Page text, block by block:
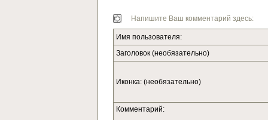
Напишите Ваш комментарий здесь:
Имя пользователя:
Заголовок (необязательно)
Иконка: (необязательно)
Комментарий: